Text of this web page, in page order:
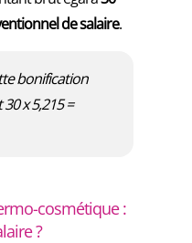
de salaire.
bonification
x 5,215 =
cosmétique :
?